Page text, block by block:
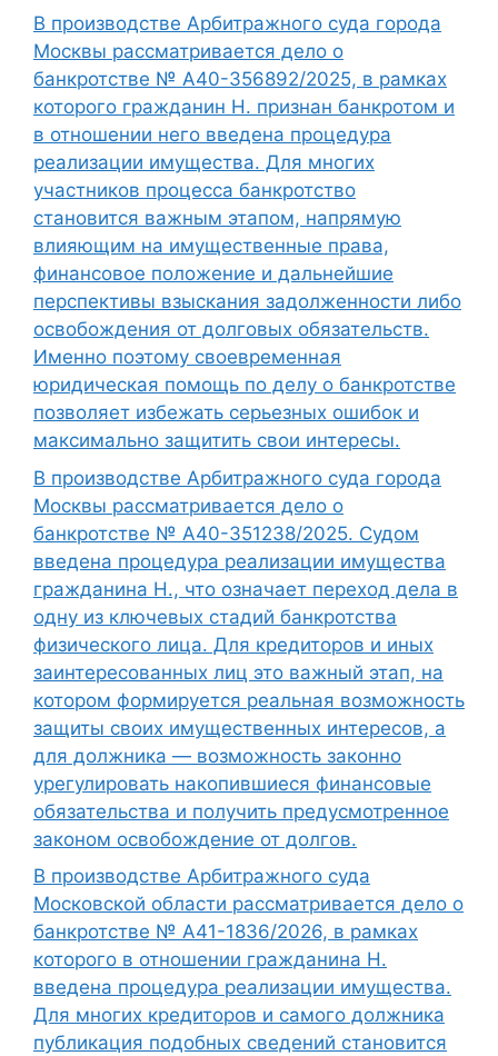
В производстве Арбитражного суда города
Москвы рассматривается дело о
банкротстве № А40-356892/2025, в рамках
которого гражданин Н. признан банкротом и
в отношении него введена процедура
реализации имущества. Для многих
участников процесса банкротство
становится важным этапом, напрямую
влияющим на имущественные права,
финансовое положение и дальнейшие
перспективы взыскания задолженности либо
освобождения от долговых обязательств.
Именно поэтому своевременная
юридическая помощь по делу о банкротстве
позволяет избежать серьезных ошибок и
максимально защитить свои интересы.
В производстве Арбитражного суда города
Москвы рассматривается дело о
банкротстве № А40-351238/2025. Судом
введена процедура реализации имущества
гражданина Н., что означает переход дела в
одну из ключевых стадий банкротства
физического лица. Для кредиторов и иных
заинтересованных лиц это важный этап, на
котором формируется реальная возможность
защиты своих имущественных интересов, а
для должника — возможность законно
урегулировать накопившиеся финансовые
обязательства и получить предусмотренное
законом освобождение от долгов.
В производстве Арбитражного суда
Московской области рассматривается дело о
банкротстве № А41-1836/2026, в рамках
которого в отношении гражданина Н.
введена процедура реализации имущества.
Для многих кредиторов и самого должника
публикация подобных сведений становится